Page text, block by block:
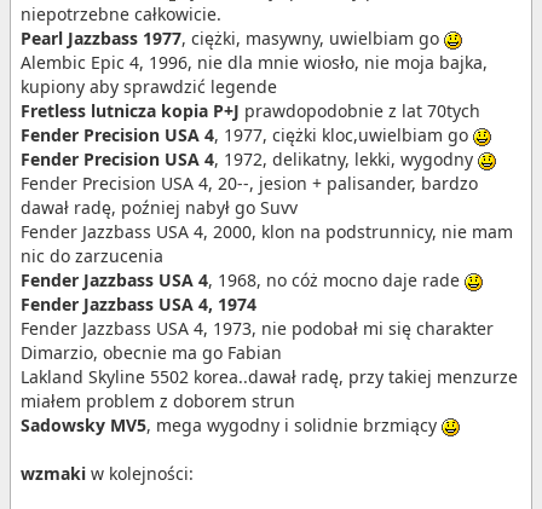
niepotrzebne całkowicie.
Pearl Jazzbass 1977, ciężki, masywny, uwielbiam go
Alembic Epic 4, 1996, nie dla mnie wiosło, nie moja bajka,
kupiony aby sprawdzić legende
Fretless lutnicza kopia P+J prawdopodobnie z lat 70tych
Fender Precision USA 4, 1977, ciężki kloc,uwielbiam go
Fender Precision USA 4, 1972, delikatny, lekki, wygodny
Fender Precision USA 4, 20--, jesion + palisander, bardzo
dawał radę, poźniej nabył go Suvv
Fender Jazzbass USA 4, 2000, klon na podstrunnicy, nie mam
nic do zarzucenia
Fender Jazzbass USA 4, 1968, no cóż mocno daje rade
Fender Jazzbass USA 4, 1974
Fender Jazzbass USA 4, 1973, nie podobał mi się charakter
Dimarzio, obecnie ma go Fabian
Lakland Skyline 5502 korea..dawał radę, przy takiej menzurze
miałem problem z doborem strun
Sadowsky MV5, mega wygodny i solidnie brzmiący
wzmaki w kolejności: